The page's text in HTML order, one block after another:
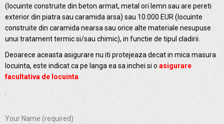
(locuinte construite din beton armat, metal ori lemn sau are pereti
exterior din piatra sau caramida arsa) sau 10.000 EUR (locuinte
construite din caramida nearsa sau orice alte materiale nesupuse
unui tratament termic si/sau chimic), in functie de tipul cladirii.
Deoarece aceasta asigurare nu iti protejeaza decat in mica masura
locuinta, este indicat ca pe langa ea sa inchei si o asigurare
facultativa de locuinta
.
Your Name (required)